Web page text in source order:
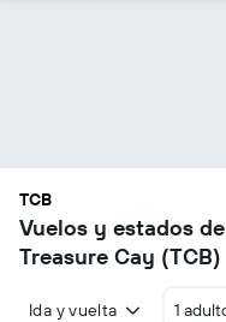
TCB
Vuelos y estados
Treasure Cay (TCB)
Ida y vuelta 1